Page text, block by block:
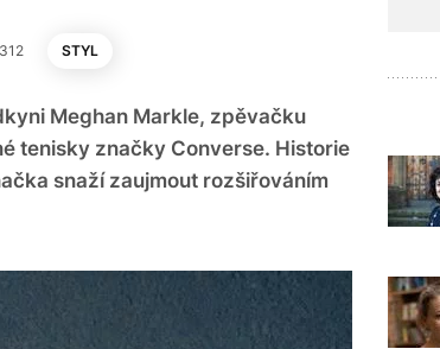
STYL
Meghan Markle, zpěvačku
tenisky značky Converse. Historie
snaží zaujmout rozšiřováním